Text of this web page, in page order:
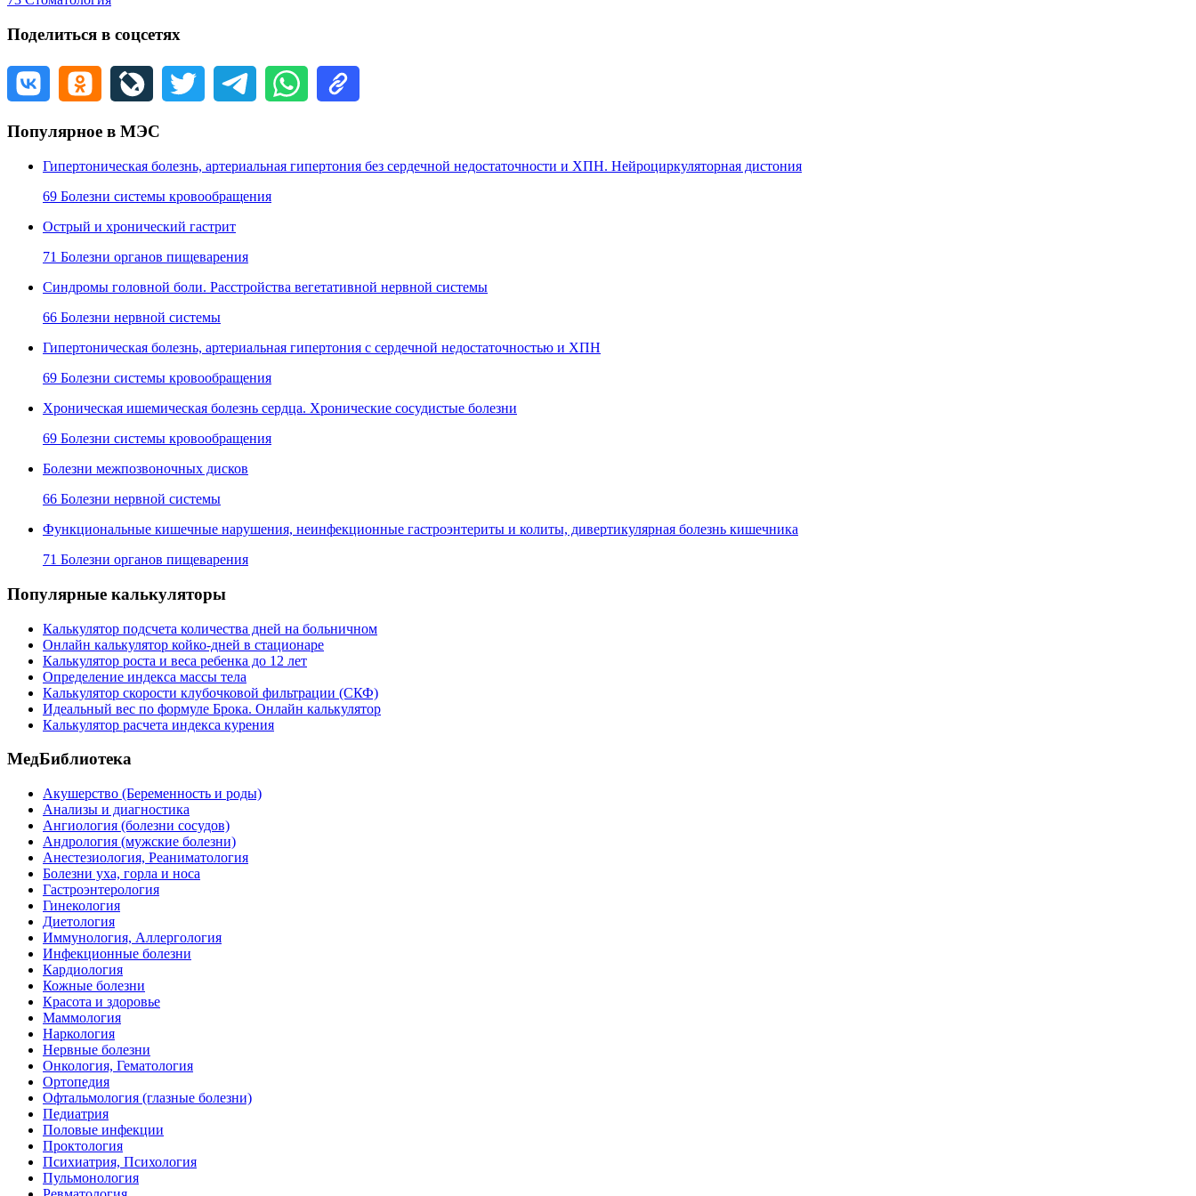
Поделиться в соцсетях
Популярное в МЭС
Гипертоническая болезнь, артериальная гипертония без сердечной недостаточности и ХПН. Нейроциркуляторная дистония
69 Болезни системы кровообращения
Острый и хронический гастрит
71 Болезни органов пищеварения
Синдромы головной боли. Расстройства вегетативной нервной системы
66 Болезни нервной системы
Гипертоническая болезнь, артериальная гипертония с сердечной недостаточностью и ХПН
69 Болезни системы кровообращения
Хроническая ишемическая болезнь сердца. Хронические сосудистые болезни
69 Болезни системы кровообращения
Болезни межпозвоночных дисков
66 Болезни нервной системы
Функциональные кишечные нарушения, неинфекционные гастроэнтериты и колиты, дивертикулярная болезнь кишечника
71 Болезни органов пищеварения
Популярные калькуляторы
Калькулятор подсчета количества дней на больничном
Онлайн калькулятор койко-дней в стационаре
Калькулятор роста и веса ребенка до 12 лет
Определение индекса массы тела
Калькулятор скорости клубочковой фильтрации (СКФ)
Идеальный вес по формуле Брока. Онлайн калькулятор
Калькулятор расчета индекса курения
МедБиблиотека
Акушерство (Беременность и роды)
Анализы и диагностика
Ангиология (болезни сосудов)
Андрология (мужские болезни)
Анестезиология, Реаниматология
Болезни уха, горла и носа
Гастроэнтерология
Гинекология
Диетология
Иммунология, Аллергология
Инфекционные болезни
Кардиология
Кожные болезни
Красота и здоровье
Маммология
Наркология
Нервные болезни
Онкология, Гематология
Ортопедия
Офтальмология (глазные болезни)
Педиатрия
Половые инфекции
Проктология
Психиатрия, Психология
Пульмонология